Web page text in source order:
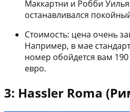
Маккартни и Робби
останавливался
Стоимость: цена очень
Например, в мае
номер обойдется вам
евро.
3: Hassler Roma